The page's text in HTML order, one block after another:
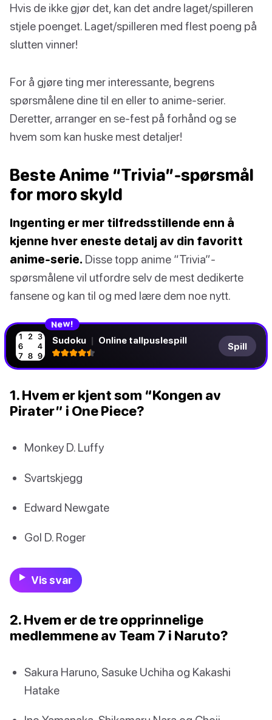
Hvis de ikke gjør det, kan det andre laget/spilleren
stjele poenget. Laget/spilleren med flest poeng på
slutten vinner!
For å gjøre ting mer interessante, begrens
spørsmålene dine til en eller to anime-serier.
Deretter, arranger en se-fest på forhånd og se
hvem som kan huske mest detaljer!
Beste Anime “Trivia”-spørsmål
for moro skyld
Ingenting er mer tilfredsstillende enn å
kjenne hver eneste detalj av din favoritt
anime-serie. Disse topp anime “Trivia”-
spørsmålene vil utfordre selv de mest dedikerte
fansene og kan til og med lære dem noe nytt.
New!
Sudoku | Online tallpuslespill
Spill
1. Hvem er kjent som “Kongen av
Pirater” i One Piece?
Monkey D. Luffy
Svartskjegg
Edward Newgate
Gol D. Roger
Vis svar
2. Hvem er de tre opprinnelige
medlemmene av Team 7 i Naruto?
Sakura Haruno, Sasuke Uchiha og Kakashi
Hatake